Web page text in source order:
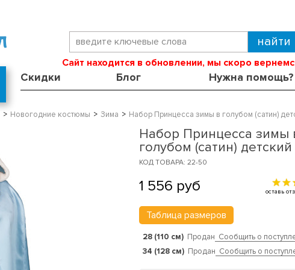
Сайт находится в обновлении, мы скоро
Скидки Блог Нужна помощь?
Новогодние костюмы Зима Набор Принцесса зимы в голубом (сатин)
Набор Принцесса зимы
голубом (сатин) детский
КОД ТОВАРА: 22-50
1 556 руб оставь
Таблица размеров
28 (110 см) Продан Сообщить о
34 (128 см) Продан Сообщить о